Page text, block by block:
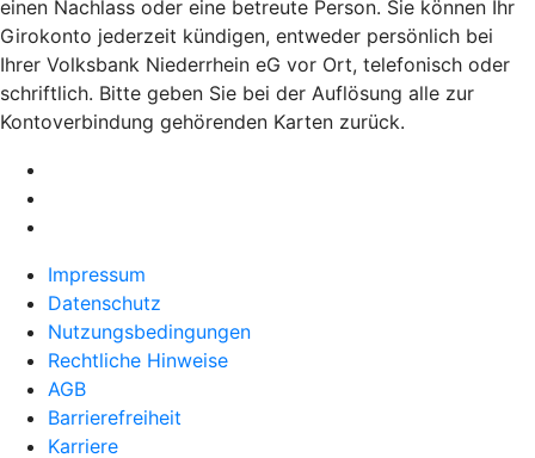
einen Nachlass oder eine betreute Person. Sie können Ihr
Girokonto jederzeit kündigen, entweder persönlich bei
Ihrer Volksbank Niederrhein eG vor Ort, telefonisch oder
schriftlich. Bitte geben Sie bei der Auflösung alle zur
Kontoverbindung gehörenden Karten zurück.
Impressum
Datenschutz
Nutzungsbedingungen
Rechtliche Hinweise
AGB
Barrierefreiheit
Karriere